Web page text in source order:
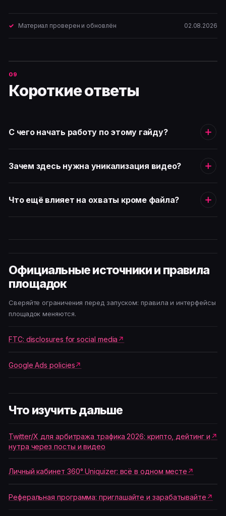
Материал проверен и обновлён 02.08.2026
Короткие ответы
С чего начать работу по этому гайду?
Зачем здесь нужна уникализация видео?
Что ещё влияет на охваты кроме файла?
Официальные источники и правила
площадок
Сверяйте ограничения перед запуском: правила и интерфейсы
площадок меняются.
FTC: disclosures for social media
Google Ads policies
Что изучить дальше
Twitter/X для арбитража трафика 2026: крипто, дейтинг и
нутра через посты и видео
Личный кабинет 360° Uniquizer: всё в одном месте
Реферальная программа: приглашайте и зарабатывайте